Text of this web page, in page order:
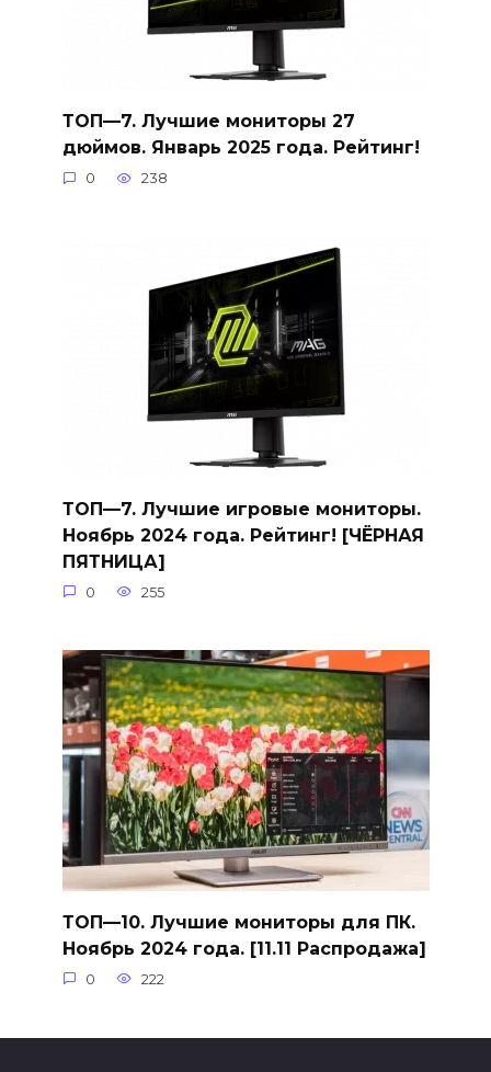
ТОП—7. Лучшие мониторы 27
дюймов. Январь 2025 года. Рейтинг!
0 238
ТОП—7. Лучшие игровые мониторы.
Ноябрь 2024 года. Рейтинг! [ЧЁРНАЯ
ПЯТНИЦА]
0 255
ТОП—10. Лучшие мониторы для ПК.
Ноябрь 2024 года. [11.11 Распродажа]
0 222